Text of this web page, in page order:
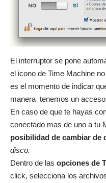
El interruptor se pone
el icono de Time Machine
es el momento de indicar
manera tenemos un
En caso de que te hayas
conectado mas de uno a tu
posibilidad de cambiar de
disco.
Dentro de las opciones de
click, selecciona los